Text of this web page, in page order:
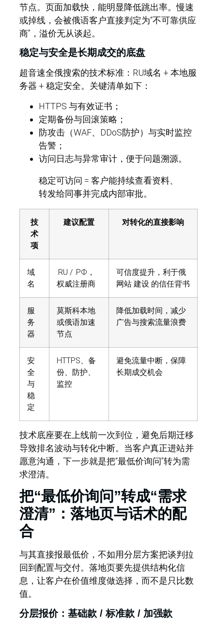
节点。页面加载快，能明显降低跳出率。慢速
或掉线，会被俄语客户直接判定为“不可靠供应
商”，溢价无从谈起。
稳定与安全是长期成交的底盘
超音速全俄搜索的技术标准：RU域名 + 本地服
务器 + 稳定安全。关键清单如下：
HTTPS 与有效证书；
定期备份与回滚策略；
防攻击（WAF、DDoS防护）与实时监控
告警；
访问日志与异常审计，便于问题溯源。
稳定可访问 = 客户能持续查看资料、
转发给同事并完成内部审批。
技
术
项
建议配置 对转化的直接影响
域
名
.RU / .РФ，
权威注册商
可信度提升，利于俄
网站 建设 的信任背书
服
务
器
莫斯科本地
或俄语加速
节点
降低加载时间，减少
广告与搜索流量浪费
安
全
与
稳
定
HTTPS、备
份、防护、
监控
避免流量中断，保障
长期成交机会
技术底座要在上线前一次到位，避免后期迁移
导致排名波动与转化中断。当客户真正进站并
愿意沟通，下一步就是把“最低价询问”转为需
求澄清。
把“最低价询问”转成“需求
澄清”：落地页与话术的配
合
与其直接报最低价，不如用分层方案把谈判拉
回到配置与交付。 落地页要先提供结构化信
息，让客户在价值维度做选择，而不是只比数
值。
分层报价：基础款 / 标准款 / 加强款